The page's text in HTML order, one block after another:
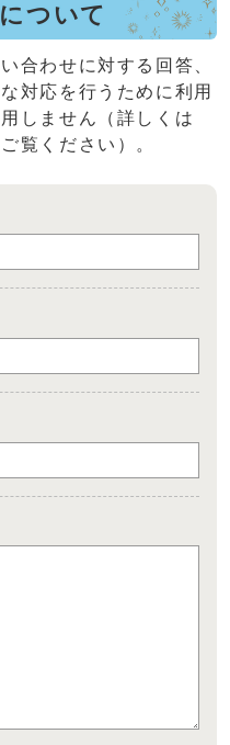
ついて
合わせに対する回答、
対応を行うために利用
しません（詳しくは
ご覧ください）。